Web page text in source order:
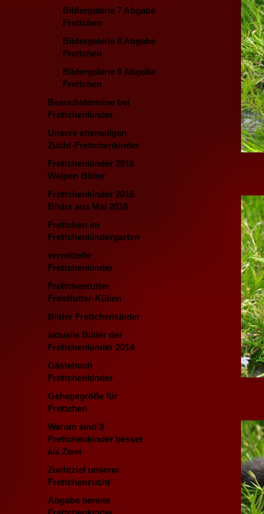
Bildergalerie 7 Abgabe
Frettchen
Bildergalerie 8 Abgabe
Frettchen
Bildergalerie 9 Abgabe
Frettchen
Besuchstermine bei
Frettchenkinder
Unsere ehemaligen
Zucht-Frettchenkinder
Frettchenkinder 2016
Welpen Bilder
Frettchenkinder 2016
Bilder aus Mai 2016
Frettchen im
Frettchenkindergarten
vermittelte
Frettchenkinder
Frettchenfutter
Frostfutter-Küken
Bilder Frettchenkinder
aktuelle Bilder der
Frettchenkinder 2014
Gästebuch
Frettchenkinder
Gehegegröße für
Frettchen
Warum sind 3
Frettchenkinder besser
als Zwei
Zuchtziel unserer
Frettchenzucht
Abgabe bereite